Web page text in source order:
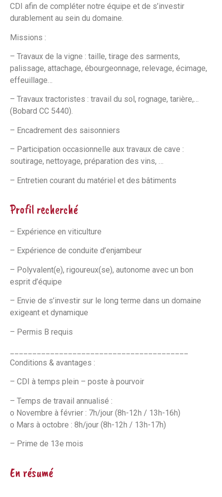
CDI afin de compléter notre équipe et de s’investir
durablement au sein du domaine.
Missions :
– Travaux de la vigne : taille, tirage des sarments,
palissage, attachage, ébourgeonnage, relevage, écimage,
effeuillage…
– Travaux tractoristes : travail du sol, rognage, tarière,…
(Bobard CC 5440).
– Encadrement des saisonniers
– Participation occasionnelle aux travaux de cave :
soutirage, nettoyage, préparation des vins, …
– Entretien courant du matériel et des bâtiments
Profil recherché
– Expérience en viticulture
– Expérience de conduite d’enjambeur
– Polyvalent(e), rigoureux(se), autonome avec un bon
esprit d’équipe
– Envie de s’investir sur le long terme dans un domaine
exigeant et dynamique
– Permis B requis
Conditions & avantages :
– CDI à temps plein – poste à pourvoir
– Temps de travail annualisé :
o Novembre à février : 7h/jour (8h-12h / 13h-16h)
o Mars à octobre : 8h/jour (8h-12h / 13h-17h)
– Prime de 13e mois
En résumé